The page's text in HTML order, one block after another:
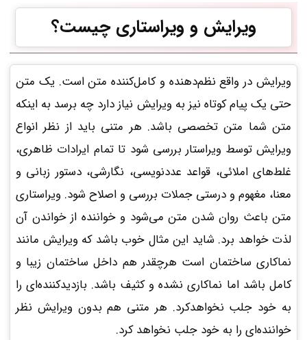
ویرایش و ویراستاری چیست؟
ویرایش در واقع نظم‌دهنده و کامل‌کننده متن است. یک متن
حتی یک پیام کوتاه نیز به ویرایش نیاز دارد چه برسد به اینکه
متن شما متن تخصصی باشد. هر متنی باید از نظر انواع
ویرایش توسط ویراستار بررسی شود تا تمام ایرادات ظاهری،
غلط‌های املائی، قواعد عددنویسی، نگارشی، دستور زبانی و
معنا، مغهوم و درستی جملات بررسی و اصلاح شود. ویراستاری
متن باعث روان شدن متن می‌شود و خواننده از خواندن آن
لذت خواهد برد. شاید این مثال خوب باشد که ویرایش مانند
نماکاری ساختمان است هرچقدر هم داخل ساختمان زیبا و
کامل باشد اما نماکاری نشده و کثیف باشد. بازدیدکننده‌ای را
به خود جلب نخواهدکرد. هر متنی هم بدون ویرایش نظر
خواننده‌ای را به خود جلب نخواهد کرد.